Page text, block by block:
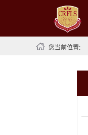
您当前位置: